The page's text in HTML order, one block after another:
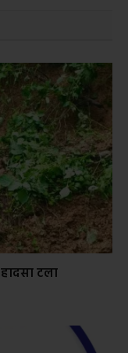
टला